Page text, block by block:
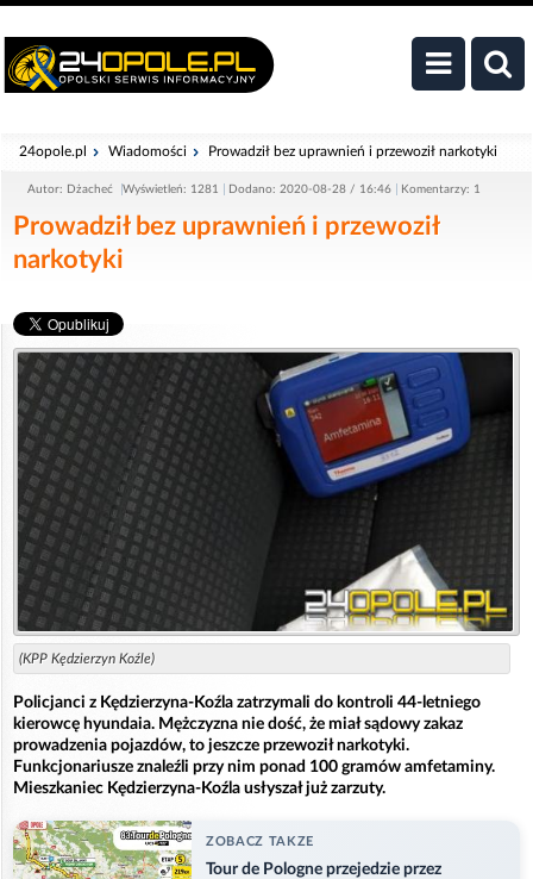
24opole.pl Wiadomości Prowadził bez uprawnień i przewoził narkotyki
Autor: Dżacheć Wyświetleń: 1281 Dodano: 2020-08-28 / 16:46 Komentarzy: 1
Prowadził bez uprawnień i przewoził
narkotyki
(KPP Kędzierzyn Koźle)
Policjanci z Kędzierzyna-Koźla zatrzymali do kontroli 44-letniego
kierowcę hyundaia. Mężczyzna nie dość, że miał sądowy zakaz
prowadzenia pojazdów, to jeszcze przewoził narkotyki.
Funkcjonariusze znaleźli przy nim ponad 100 gramów amfetaminy.
Mieszkaniec Kędzierzyna-Koźla usłyszał już zarzuty.
ZOBACZ TAKZE
Tour de Pologne przejedzie przez